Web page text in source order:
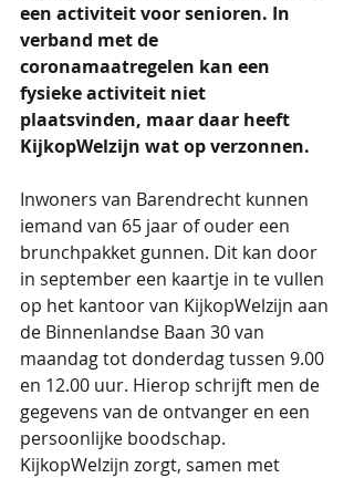
een activiteit voor senioren. In
verband met de
coronamaatregelen kan een
fysieke activiteit niet
plaatsvinden, maar daar heeft
KijkopWelzijn wat op verzonnen.
Inwoners van Barendrecht kunnen
iemand van 65 jaar of ouder een
brunchpakket gunnen. Dit kan door
in september een kaartje in te vullen
op het kantoor van KijkopWelzijn aan
de Binnenlandse Baan 30 van
maandag tot donderdag tussen 9.00
en 12.00 uur. Hierop schrijft men de
gegevens van de ontvanger en een
persoonlijke boodschap.
KijkopWelzijn zorgt, samen met